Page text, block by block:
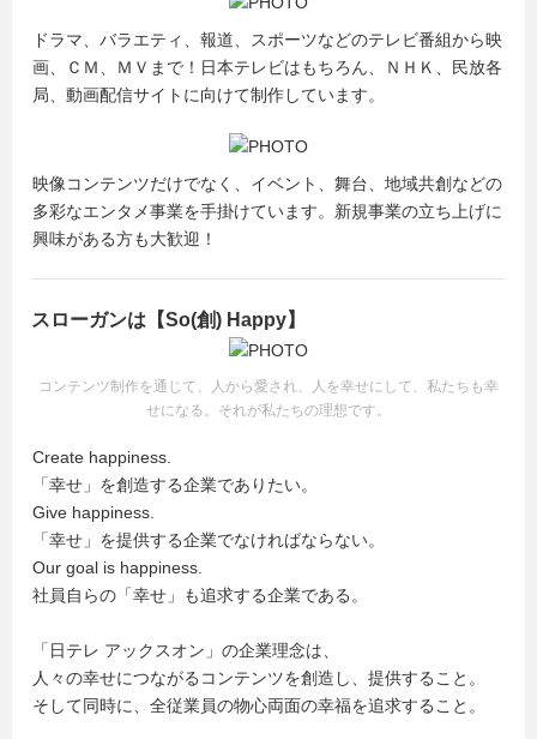
ドラマ、バラエティ、報道、スポーツなどのテレビ番組から映
画、ＣＭ、ＭＶまで！日本テレビはもちろん、ＮＨＫ、民放各
局、動画配信サイトに向けて制作しています。
映像コンテンツだけでなく、イベント、舞台、地域共創などの
多彩なエンタメ事業を手掛けています。新規事業の立ち上げに
興味がある方も大歓迎！
スローガンは【So(創) Happy】
コンテンツ制作を通じて、人から愛され、人を幸せにして、私たちも幸
せになる。それが私たちの理想です。
Create happiness.
「幸せ」を創造する企業でありたい。
Give happiness.
「幸せ」を提供する企業でなければならない。
Our goal is happiness.
社員自らの「幸せ」も追求する企業である。
「日テレ アックスオン」の企業理念は、
人々の幸せにつながるコンテンツを創造し、提供すること。
そして同時に、全従業員の物心両面の幸福を追求すること。